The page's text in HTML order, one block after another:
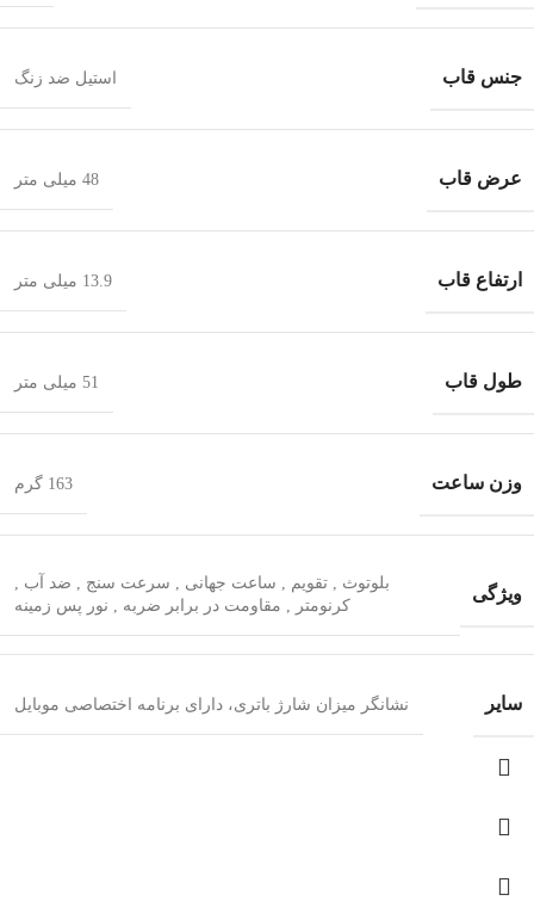
جنس قاب استیل ضد زنگ
عرض قاب 48 میلی متر
ارتفاع قاب 13.9 میلی متر
طول قاب 51 میلی متر
وزن ساعت 163 گرم
ویژگی بلوتوث , تقویم , ساعت جهانی , سرعت سنج , ضد آب ,
کرنومتر , مقاومت در برابر ضربه , نور پس زمینه
سایر نشانگر میزان شارژ باتری، دارای برنامه اختصاصی موبایل